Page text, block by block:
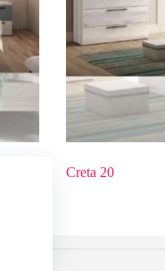
Creta 20